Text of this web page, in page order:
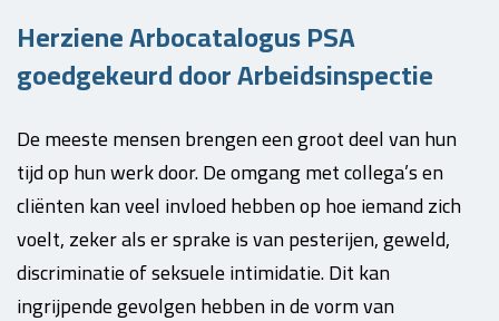
Herziene Arbocatalogus PSA
goedgekeurd door Arbeidsinspectie
De meeste mensen brengen een groot deel van hun
tijd op hun werk door. De omgang met collega’s en
cliënten kan veel invloed hebben op hoe iemand zich
voelt, zeker als er sprake is van pesterijen, geweld,
discriminatie of seksuele intimidatie. Dit kan
ingrijpende gevolgen hebben in de vorm van